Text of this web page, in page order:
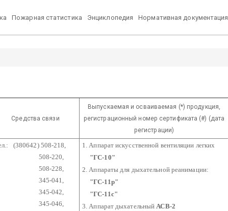
Пожарная статистика Энциклопедия Нормативная документация
Средства связи
Выпускаемая и осваиваемая (*) продукция,
регистрационный номер сертификата (#) (дата
регистрации)
(380642) 508-218,
220,
228,
041,
042,
046,
1. Аппарат искусственной вентиляции легких
"ГС-10"
2. Аппараты для дыхательной реанимации:
"ГС-11р"
"ГС-11с"
3. Аппарат дыхательный АСВ-2